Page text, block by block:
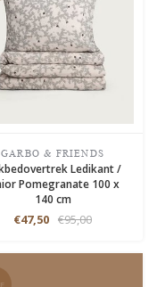
GARBO & FRIENDS
Ledikant /
Pomegranate 100 x
140 cm
€47,50 €95,00